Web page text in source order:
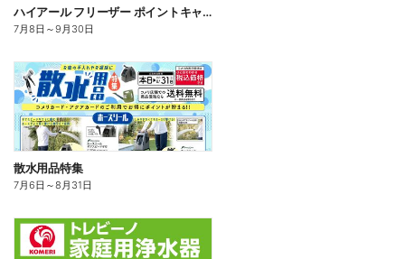
ハイアール フリーザー ポイントキャンペーン
7月8日 ～9月30日
散水用品特集
7月6日 ～8月31日